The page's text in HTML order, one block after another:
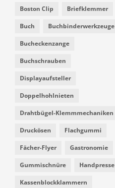
Boston Clip Briefklemmer
Buch Buchbinderwerkzeuge
Bucheckenzange
Buchschrauben
Displayaufsteller
Doppelhohlnieten
Drahtbügel-Klemmmechaniken
Druckösen Flachgummi
Fächer-Flyer Gastronomie
Gummischnüre Handpresse
Kassenblockklammern